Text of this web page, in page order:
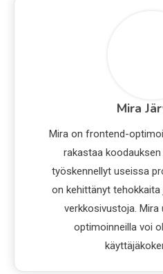
Mira
Mira on frontend-
rakastaa
työskennellyt useissa
on kehittänyt
verkkosivustoja. Mira
optimoinneilla voi